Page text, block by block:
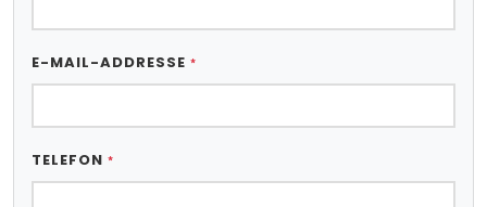
E-MAIL-ADDRESSE *
TELEFON *